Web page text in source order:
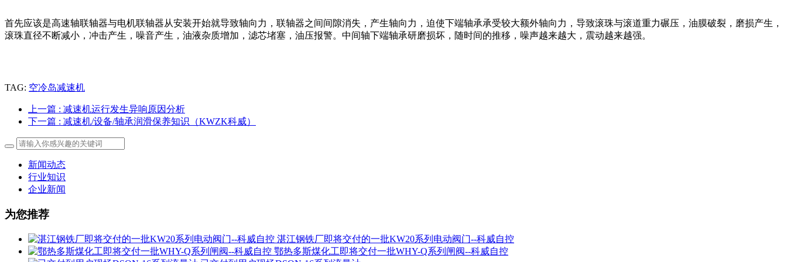
首先应该是高速轴联轴器与电机联轴器从安装开始就导致轴向力，联轴器之间间隙消失，产生轴向力，迫使下端轴承承受较大额外轴向力，导致滚珠与滚道重力碾压，油膜破裂，磨损产生，
滚珠直径不断减小，冲击产生，噪音产生，油液杂质增加，滤芯堵塞，油压报警。中间轴下端轴承研磨损坏，随时间的推移，噪声越来越大，震动越来越强。
TAG: 空冷岛减速机
上一篇 : 减速机运行发生异响原因分析
下一篇 : 减速机/设备/轴承润滑保养知识（KWZK科威）
新闻动态
行业知识
企业新闻
为您推荐
湛江钢铁厂即将交付的一批KW20系列电动阀门--科威自控
鄂热多斯煤化工即将交付一批WHY-Q系列闸阀--科威自控